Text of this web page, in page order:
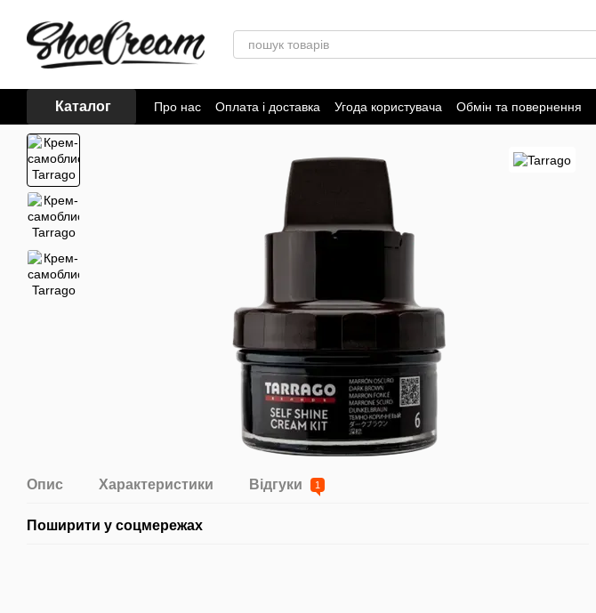
Каталог Про нас Оплата і доставка Угода користувача Обмін та повернення
Опис Характеристики Відгуки 1
Поширити у соцмережах